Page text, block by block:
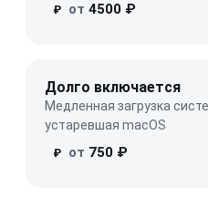
₽ от 4500 ₽
Долго включается
Медленная загрузка
устаревшая macOS
₽ от 750 ₽